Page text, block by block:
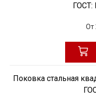
ГОСТ:
От
Поковка стальная